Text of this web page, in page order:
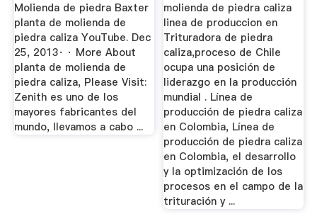
Molienda de piedra Baxter
planta de molienda de
piedra caliza YouTube. Dec
25, 2013· · More About
planta de molienda de
piedra caliza, Please Visit:
Zenith es uno de los
mayores fabricantes del
mundo, llevamos a cabo ...
molienda de piedra caliza
linea de produccion en
Trituradora de piedra
caliza,proceso de Chile
ocupa una posición de
liderazgo en la producción
mundial . Línea de
producción de piedra caliza
en Colombia, Línea de
producción de piedra caliza
en Colombia, el desarrollo
y la optimización de los
procesos en el campo de la
trituración y ...